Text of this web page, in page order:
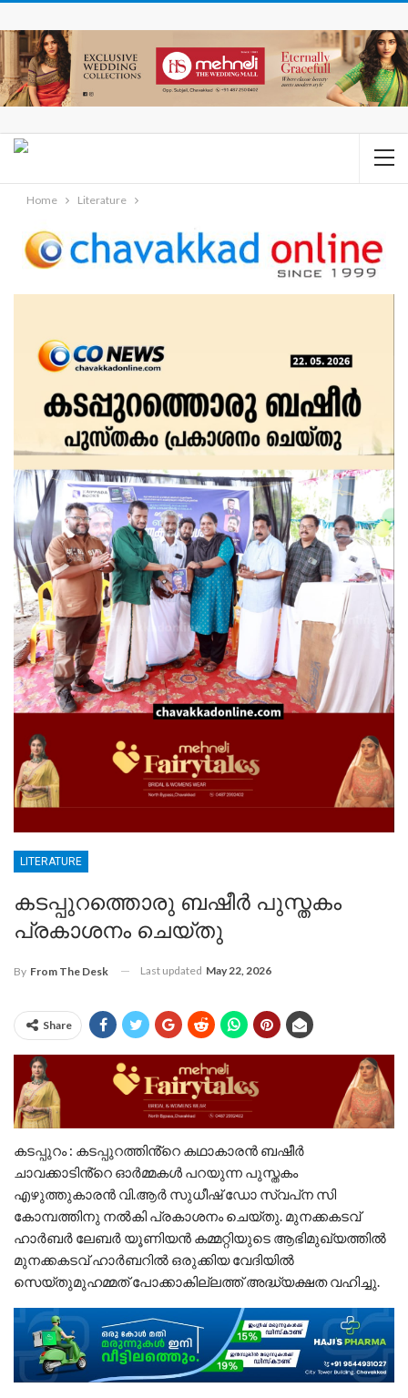
Home Literature
LITERATURE
കടപ്പുറത്തൊരു ബഷീർ പുസ്തകം
പ്രകാശനം ചെയ്തു
By From The Desk Last updated May 22, 2026
Share
കടപ്പുറം : കടപ്പുറത്തിൻ്റെ കഥാകാരൻ ബഷീർ
ചാവക്കാടിൻ്റെ ഓർമ്മകൾ പറയുന്ന പുസ്തകം
എഴുത്തുകാരൻ വി.ആർ സുധീഷ് ഡോ സ്വപ്‌ന സി
കോമ്പത്തിനു നൽകി പ്രകാശനം ചെയ്തു. മുനക്കകടവ്
ഹാർബർ ലേബർ യൂണിയൻ കമ്മറ്റിയുടെ ആഭിമുഖ്യത്തിൽ
മുനക്കകടവ് ഹാർബറിൽ ഒരുക്കിയ വേദിയിൽ
സെയ്തുമുഹമ്മത് പോക്കാകില്ലത്ത് അദ്ധ്യക്ഷത വഹിച്ചു.